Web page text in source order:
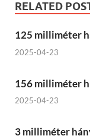
RELATED
125 milliméter
2025-04-23
156 milliméter
2025-04-23
3 milliméter